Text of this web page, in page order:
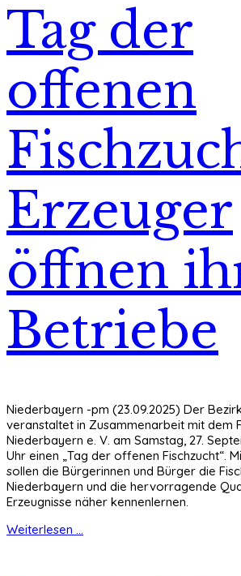
Tag der
offenen
Erzeuger
öffnen
Betriebe
Niederbayern -pm (23.09.2025) Der
veranstaltet in Zusammenarbeit mit dem
Niederbayern e. V. am Samstag, 27.
Uhr einen „Tag der offenen Fischzucht“.
sollen die Bürgerinnen und Bürger die
Niederbayern und die hervorragende
Erzeugnisse näher kennenlernen.
Weiterlesen ...